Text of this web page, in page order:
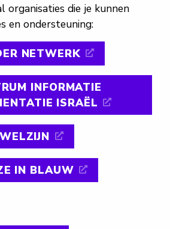
organisaties die je kunnen
en ondersteuning:
NETWERK
INFORMATIE
ISRAËL
IN BLAUW